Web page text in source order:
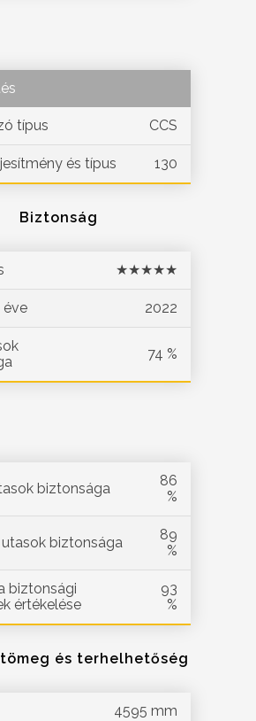
típus CCS
és típus 130
Biztonság
★★★★★
éve 2022
74 %
biztonsága
86
%
biztonsága
89
%
biztonsági
értékelése
93
%
és terhelhetőség
4595 mm